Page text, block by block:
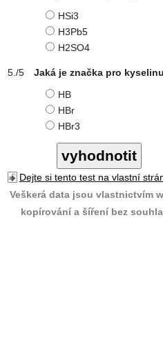
HSi3
H3Pb5
H2SO4
Jaká je značka pro
HB
HBr
HBr3
Dejte si tento test na vlastní
Veškerá data jsou vlastnictvím
kopírování a šíření bez